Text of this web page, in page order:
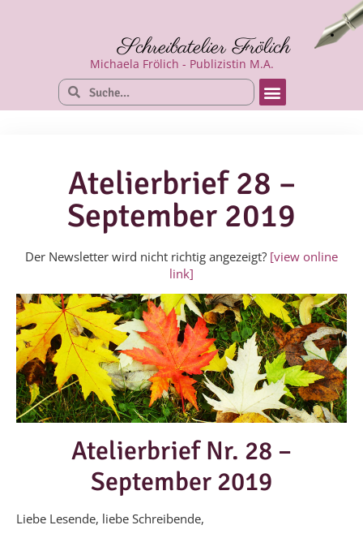
Schreibatelier Frölich
Michaela Frölich - Publizistin M.A.
Atelierbrief 28 –
September 2019
Der Newsletter wird nicht richtig angezeigt? [view online
link]
Atelierbrief Nr. 28 –
September 2019
Liebe Lesende, liebe Schreibende,